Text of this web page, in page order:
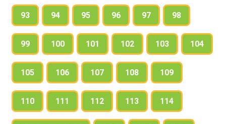
93 94 95 96 97 98
99 100 101 102 103 104
105 106 107 108 109
110 111 112 113 114